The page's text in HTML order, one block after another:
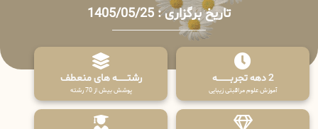
تاریخ برگزاری : 1405/05/25
2 دهه تجربـــــــــه
آموزش علوم مراقبتی زیبایی
رشتـــــــه های منعطف
پوشش بیش از 70 رشته